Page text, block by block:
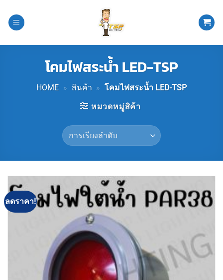
เนื้อหา
โคมไฟสระน้ำ LED-TSP
HOME » สินค้า » โคมไฟสระน้ำ LED-TSP
หมวดหมู่สิค้า
ลดราคา!